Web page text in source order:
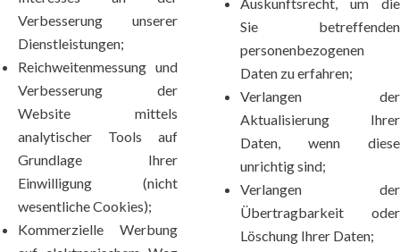
Verbesserung unserer
Dienstleistungen;
Reichweitenmessung und
Verbesserung der
Website mittels
analytischer Tools auf
Grundlage Ihrer
Einwilligung (nicht
wesentliche Cookies);
Kommerzielle Werbung
Sie betreffenden
personenbezogenen
Daten zu erfahren;
Verlangen der
Aktualisierung Ihrer
Daten, wenn diese
unrichtig sind;
Verlangen der
Übertragbarkeit oder
Löschung Ihrer Daten;